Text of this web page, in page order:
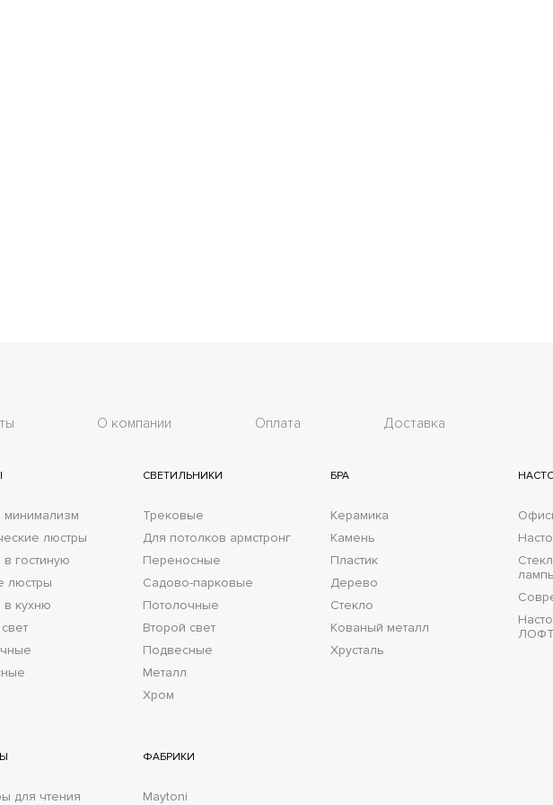
О компании Оплата Доставка
люстры
гостиную
люстры
кухню
СВЕТИЛЬНИКИ
Трековые
Для потолков армстронг
Переносные
Садово-парковые
Потолочные
Второй свет
Подвесные
Металл
Хром
БРА
Керамика
Камень
Пластик
Дерево
Стекло
Кованый металл
Хрусталь
ЛОФТ
для чтения
ФАБРИКИ
Maytoni